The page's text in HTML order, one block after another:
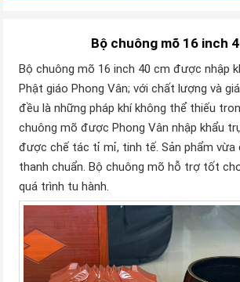
Bộ chuông mõ 16 inch
Bộ chuông mõ 16 inch 40 cm được nhập
Phật giáo Phong Vân; với chất lượng và
đều là những pháp khí không thể thiếu
chuông mõ được Phong Vân nhập khẩu
được chế tác tỉ mỉ, tinh tế. Sản phẩm vừa
thanh chuẩn. Bộ chuông mõ hỗ trợ tốt
quá trình tu hành.